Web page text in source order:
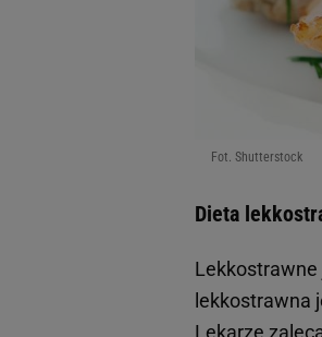
Fot. Shutterstock
Dieta
Lekkostrawne
lekkostrawna
Lekarze